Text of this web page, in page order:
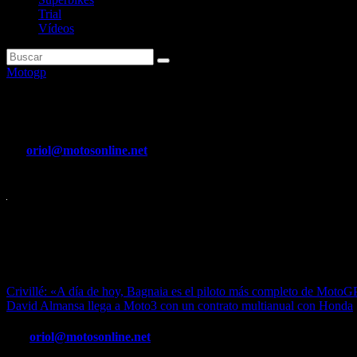
Trial
Vídeos
Motogp
oriol@motosonline.net
Navegación
de
entradas
Crivillé: «A día de hoy, Bagnaia es el piloto más completo de
David Almansa llega a Moto3 con un contrato multianual con Honda
oriol@motosonline.net